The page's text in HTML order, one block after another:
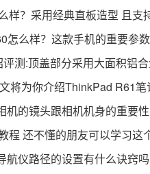
样？采用经典直板造型 且支
怎么样？这款手机的重要参
测:顶盖部分采用大面积铝
将为你介绍ThinkPad R61
机的镜头跟相机机身的重要
程 还不懂的朋友可以学习这
航仪路径的设置有什么诀窍吗